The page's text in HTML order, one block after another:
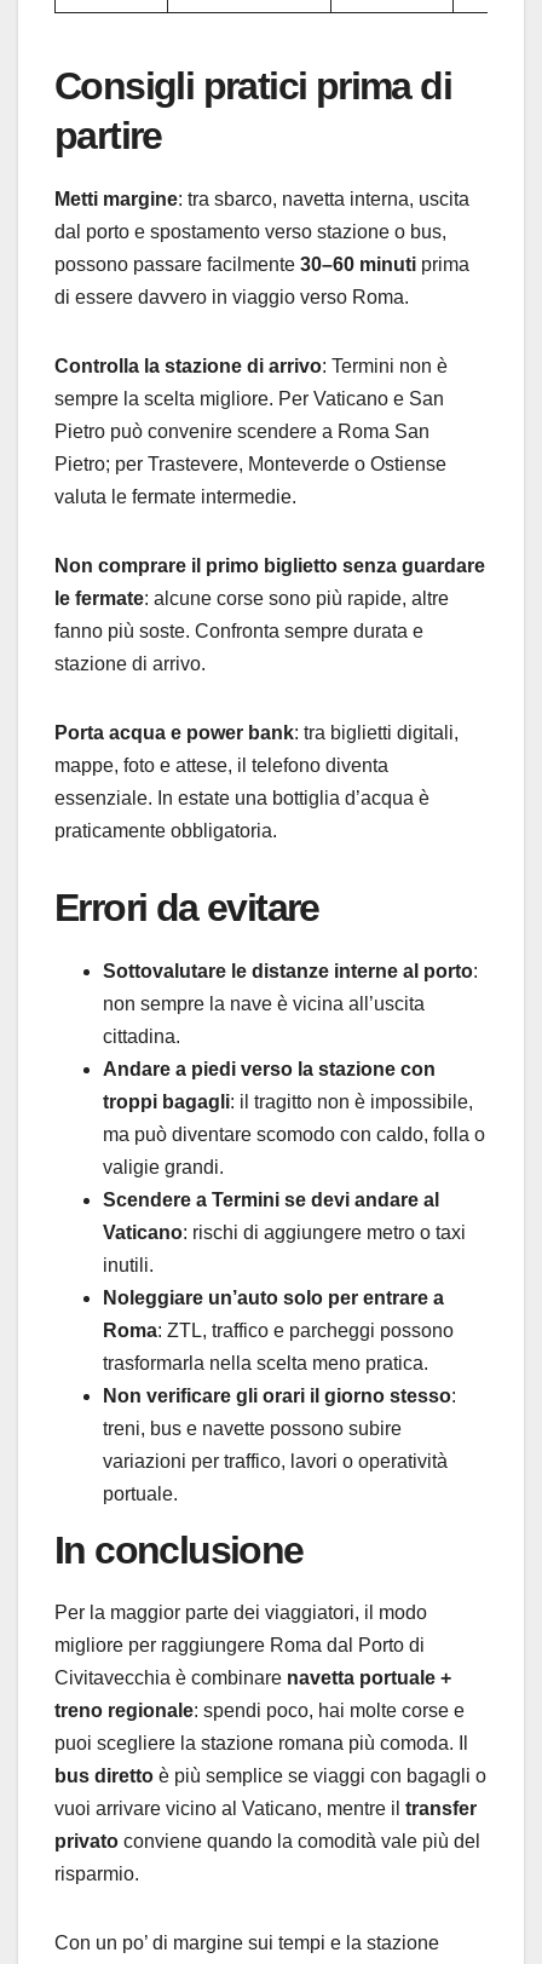
Consigli pratici prima di
partire
Metti margine: tra sbarco, navetta interna, uscita
dal porto e spostamento verso stazione o bus,
possono passare facilmente 30–60 minuti prima
di essere davvero in viaggio verso Roma.
Controlla la stazione di arrivo: Termini non è
sempre la scelta migliore. Per Vaticano e San
Pietro può convenire scendere a Roma San
Pietro; per Trastevere, Monteverde o Ostiense
valuta le fermate intermedie.
Non comprare il primo biglietto senza guardare
le fermate: alcune corse sono più rapide, altre
fanno più soste. Confronta sempre durata e
stazione di arrivo.
Porta acqua e power bank: tra biglietti digitali,
mappe, foto e attese, il telefono diventa
essenziale. In estate una bottiglia d’acqua è
praticamente obbligatoria.
Errori da evitare
Sottovalutare le distanze interne al porto:
non sempre la nave è vicina all’uscita
cittadina.
Andare a piedi verso la stazione con
troppi bagagli: il tragitto non è impossibile,
ma può diventare scomodo con caldo, folla o
valigie grandi.
Scendere a Termini se devi andare al
Vaticano: rischi di aggiungere metro o taxi
inutili.
Noleggiare un’auto solo per entrare a
Roma: ZTL, traffico e parcheggi possono
trasformarla nella scelta meno pratica.
Non verificare gli orari il giorno stesso:
treni, bus e navette possono subire
variazioni per traffico, lavori o operatività
portuale.
In conclusione
Per la maggior parte dei viaggiatori, il modo
migliore per raggiungere Roma dal Porto di
Civitavecchia è combinare navetta portuale +
treno regionale: spendi poco, hai molte corse e
puoi scegliere la stazione romana più comoda. Il
bus diretto è più semplice se viaggi con bagagli o
vuoi arrivare vicino al Vaticano, mentre il transfer
privato conviene quando la comodità vale più del
risparmio.
Con un po’ di margine sui tempi e la stazione